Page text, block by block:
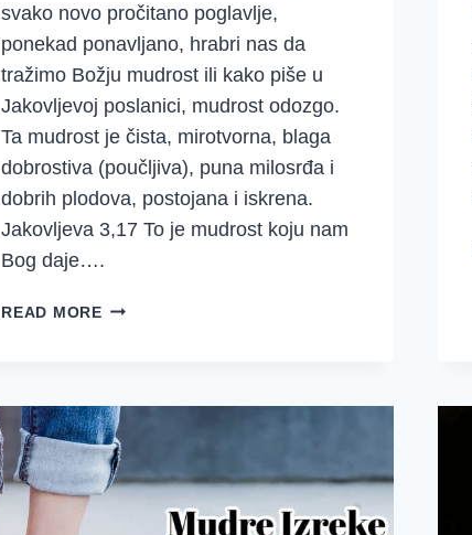
svako novo pročitano poglavlje,
ponekad ponavljano, hrabri nas da
tražimo Božju mudrost ili kako piše u
Jakovljevoj poslanici, mudrost odozgo.
Ta mudrost je čista, mirotvorna, blaga
dobrostiva (poučljiva), puna milosrđa i
dobrih plodova, postojana i iskrena.
Jakovljeva 3,17 To je mudrost koju nam
Bog daje….
READ MOREDJD
–
SREDSTVA
(26-
31)